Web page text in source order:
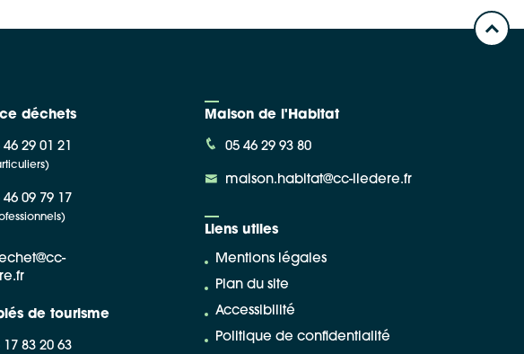
déchets
46 29 01 21
46 09 79 17
de tourisme
17 83 20 63
Maison de l'Habitat
05 46 29 93 80
maison.habitat@cc-iledere.fr
Liens utiles
Mentions légales
Plan du site
Accessibilité
Politique de confidentialité